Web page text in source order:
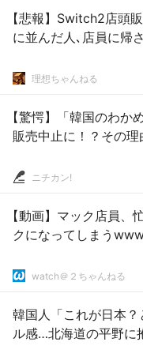
【悲報】Switch2店頭
に並んだ人､店員に帰
理想ちゃんねる
【驚愕】「韓国のわか
販売中止に！？その理
ニチカン!
【動画】マック店員、
クになってしまう
watch＠２ちゃんねる
韓国人「これが日本
ル感…北海道の平野に